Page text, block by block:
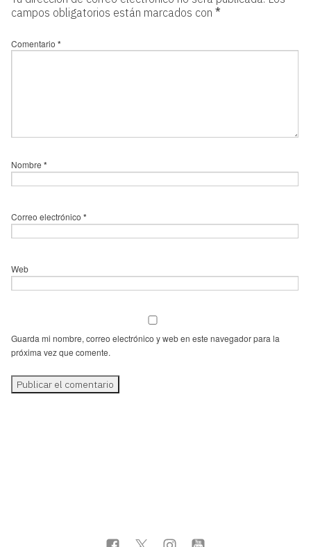
campos obligatorios están marcados con *
Comentario *
Nombre *
Correo electrónico *
Web
Guarda mi nombre, correo electrónico y web en este navegador para la
próxima vez que comente.